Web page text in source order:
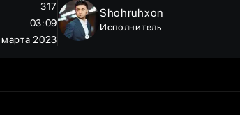
317
03:09
марта 2023
Shohruhxon
Исполнитель